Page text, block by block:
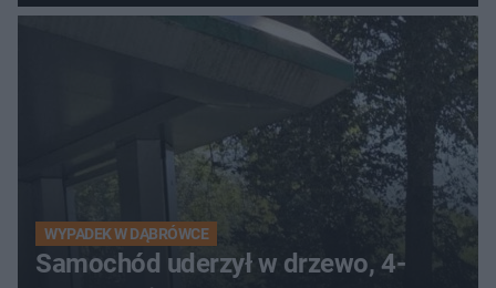
WYPADEK W DĄBRÓWCE
Samochód uderzył w drzewo, 4-